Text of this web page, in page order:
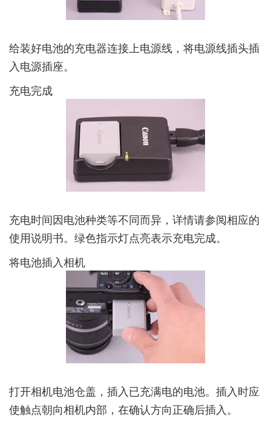
给装好电池的充电器连接上电源线，将电源线插头插
入电源插座。
充电完成
充电时间因电池种类等不同而异，详情请参阅相应的
使用说明书。绿色指示灯点亮表示充电完成。
将电池插入相机
打开相机电池仓盖，插入已充满电的电池。插入时应
使触点朝向相机内部，在确认方向正确后插入。